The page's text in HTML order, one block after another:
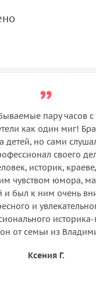
пару часов
как один миг!
детей, но сами
своего
историк,
чувством юмора,
и был к ним очень
и
от семьи из
Ксения Г.